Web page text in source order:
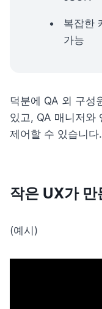
복잡한
가능
덕분에 QA 외 구성
있고, QA 매니저와
제어할 수 있습니다.
작은 UX가 만
(예시)